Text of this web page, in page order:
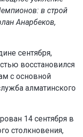
в строй
Анарбеков,
сентября,
восстановился
с основной
алматинского
14 сентября в
столкновения,